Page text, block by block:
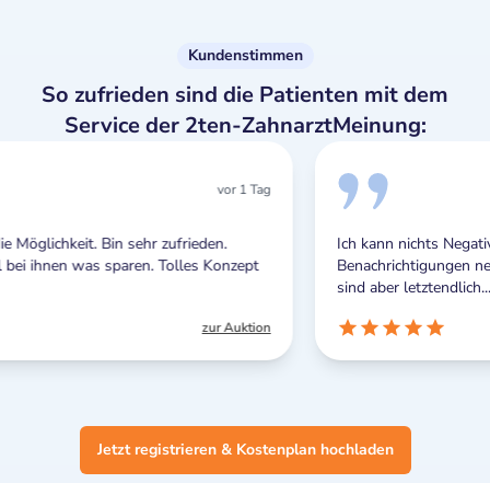
Kundenstimmen
So zufrieden sind die Patienten mit dem
Service der 2ten-ZahnarztMeinung:
Konzept
Ich kann nichts Negatives berichten. Die Push-
Benachrichtigungen nerven zwar manchmal ein
Jetzt registrieren & Kostenplan hochladen